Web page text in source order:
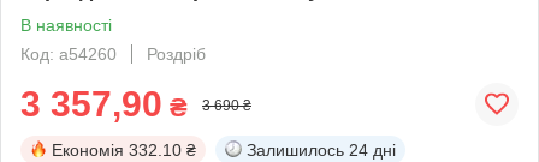
В наявності
Код: a54260
Роздріб
3 357,90 ₴ 3 690 ₴
Економія 332.10 ₴ Залишилось 24 дні